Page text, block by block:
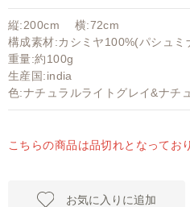
縦:200cm 横:72cm
構成素材:カシミヤ100%(パシュミ
重量:約100g
生産国:india
色:ナチュラルライトグレイ&ナチ
こちらの商品は品切れとなってお
お気に入りに追加